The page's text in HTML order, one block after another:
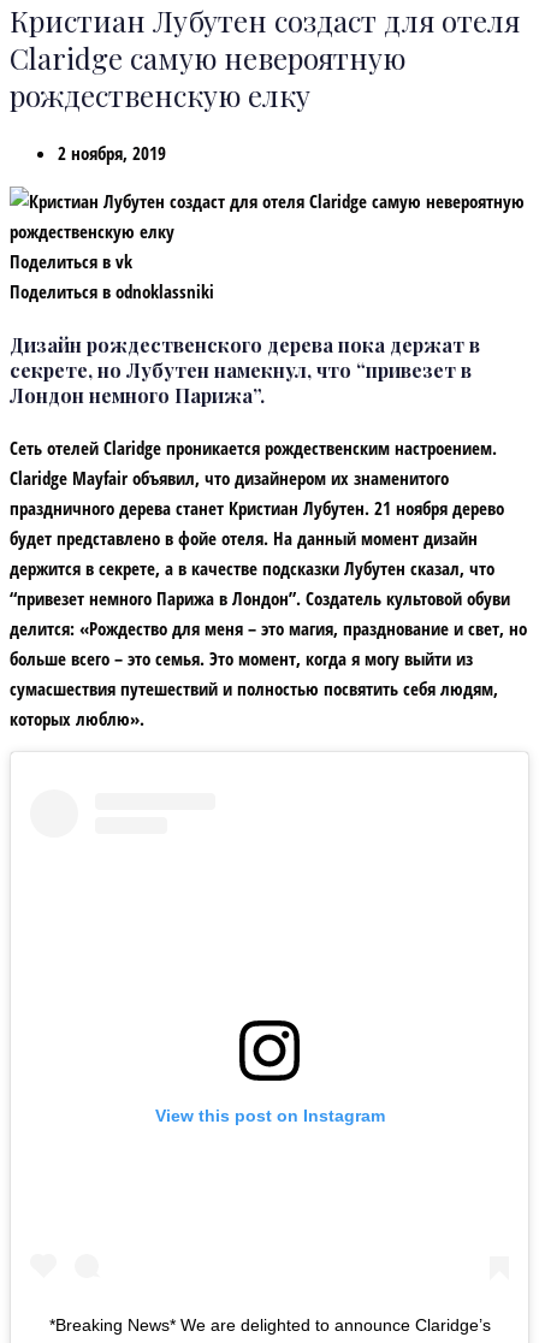
Кристиан Лубутен создаст для отеля
Claridge самую невероятную
рождественскую елку
2 ноября, 2019
Поделиться в vk
Поделиться в odnoklassniki
Дизайн рождественского дерева пока держат в
секрете, но Лубутен намекнул, что “привезет в
Лондон немного Парижа”.
Сеть отелей Claridge проникается рождественским настроением.
Claridge Mayfair объявил, что дизайнером их знаменитого
праздничного дерева станет Кристиан Лубутен. 21 ноября дерево
будет представлено в фойе отеля. На данный момент дизайн
держится в секрете, а в качестве подсказки Лубутен сказал, что
“привезет немного Парижа в Лондон”. Создатель культовой обуви
делится: «Рождество для меня – это магия, празднование и свет, но
больше всего – это семья. Это момент, когда я могу выйти из
сумасшествия путешествий и полностью посвятить себя людям,
которых люблю».
View this post on Instagram
*Breaking News* We are delighted to announce Claridge’s